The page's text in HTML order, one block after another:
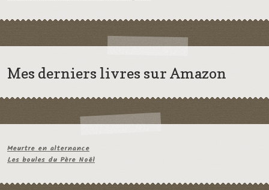
Mes derniers livres sur Amazon
Meurtre en alternance
Les boules du Père Noël